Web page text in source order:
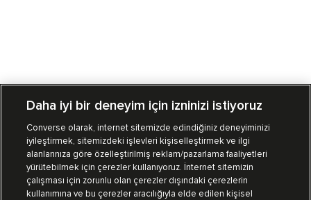
Mağazalarımız Sipariş Takibi
Müşteri İlişkileri
Daha iyi bir deneyim için izninizi istiyoruz
Converse olarak, internet sitemizde edindiğiniz deneyiminizi
iyileştirmek, sitemizdeki işlevleri kişiselleştirmek ve ilgi
alanlarınıza göre özelleştirilmiş reklam/pazarlama faaliyetleri
yürütebilmek için çerezler kullanıyoruz. İnternet sitemizin
çalışması için zorunlu olan çerezler dışındaki çerezlerin
kullanımına ve bu çerezler aracılığıyla elde edilen kişisel